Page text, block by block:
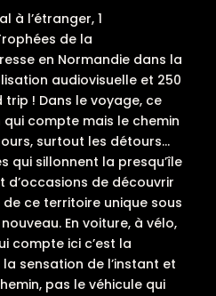
à l’étranger, 1
de la
en Normandie dans la
audiovisuelle et 250
! Dans le voyage, ce
compte mais le chemin
surtout les détours…
qui sillonnent la presqu’île
de découvrir
ce territoire unique sous
En voiture, à vélo,
compte ici c’est la
sensation de l’instant et
pas le véhicule qui